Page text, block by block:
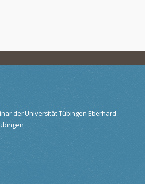
der Universität Tübingen Eberhard